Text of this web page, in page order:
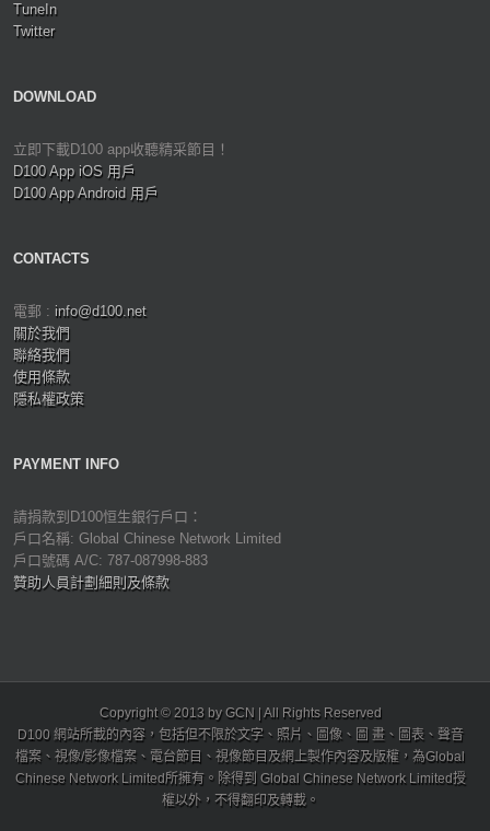
TuneIn
Twitter
DOWNLOAD
立即下載D100 app收聽精采節目！
D100 App iOS 用戶
D100 App Android 用戶
CONTACTS
電郵 : info@d100.net
關於我們
聯絡我們
使用條款
隱私權政策
PAYMENT INFO
請捐款到D100恒生銀行戶口：
戶口名稱: Global Chinese Network Limited
戶口號碼 A/C: 787-087998-883
贊助人員計劃細則及條款
Copyright © 2013 by GCN | All Rights Reserved
D100 網站所載的內容，包括但不限於文字、照片、圖像、圖 畫、圖表、聲音
檔案、視像/影像檔案、電台節目、視像節目及網上製作內容及版權，為Global
Chinese Network Limited所擁有。除得到 Global Chinese Network Limited授
權以外，不得翻印及轉載。